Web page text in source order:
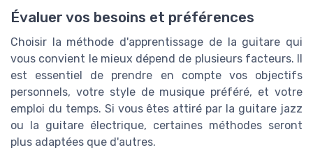
Évaluer vos besoins et préférences
Choisir la méthode d'apprentissage de la guitare qui
vous convient le mieux dépend de plusieurs facteurs. Il
est essentiel de prendre en compte vos objectifs
personnels, votre style de musique préféré, et votre
emploi du temps. Si vous êtes attiré par la guitare jazz
ou la guitare électrique, certaines méthodes seront
plus adaptées que d'autres.